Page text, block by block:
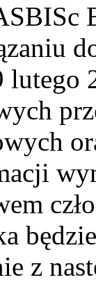
z